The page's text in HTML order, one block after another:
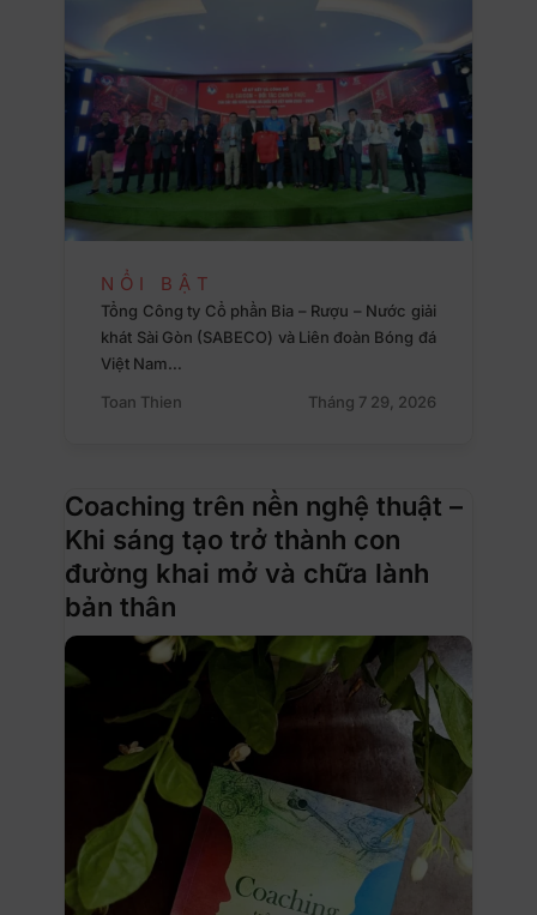
NỔI BẬT
Tổng Công ty Cổ phần Bia – Rượu – Nước giải
khát Sài Gòn (SABECO) và Liên đoàn Bóng đá
Việt Nam…
Toan Thien
Tháng 7 29, 2026
Coaching trên nền nghệ thuật –
Khi sáng tạo trở thành con
đường khai mở và chữa lành
bản thân